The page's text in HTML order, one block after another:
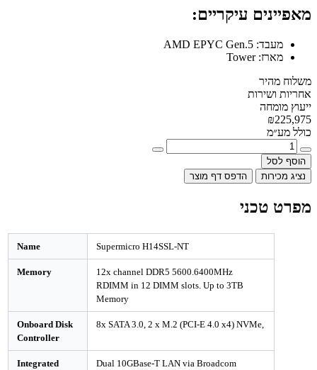
עיקריים:
הדפס דף מוצר
Supermicro H14SSL-NT
12x channel DDR5 5600.6400MHz
RDIMM in 12 DIMM slots. Up to 3TB
Onboard Disk
8x SATA 3.0, 2 x M.2 (PCI-E 4.0 x4) NVMe,
Integrated
Dual 10GBase-T LAN via Broadcom